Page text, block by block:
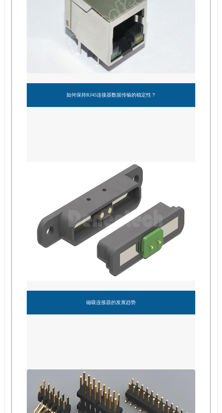
如何保持RJ45连接器数据传输的稳定性？
磁吸连接器的发展趋势